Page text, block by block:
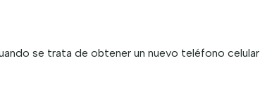
se trata de obtener un nuevo teléfono